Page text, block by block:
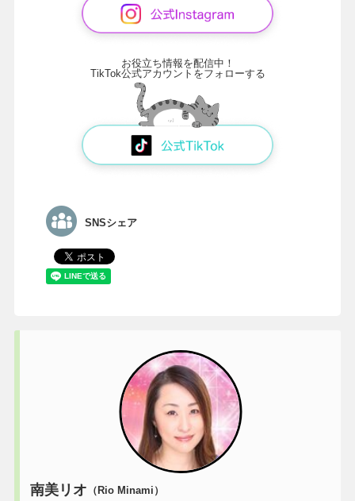
お役立ち情報を配信中！
TikTok公式アカウントをフォローする
SNSシェア
南美リオ （Rio Minami）